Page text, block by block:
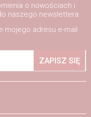
o nowościach i
naszego newslettera
mojego adresu e-mail
ZAPISZ SIĘ